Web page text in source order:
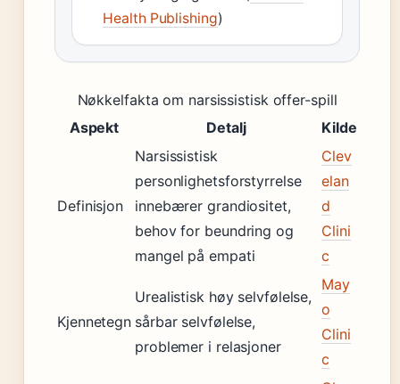
Health Publishing)
Nøkkelfakta om narsissistisk offer-spill
Aspekt
Detalj Kilde
Definisjon
Narsissistisk
personlighetsforstyrrelse
innebærer grandiositet,
behov for beundring og
mangel på empati
Clev
elan
d
Clini
c
Kjennetegn
Urealistisk høy selvfølelse,
sårbar selvfølelse,
problemer i relasjoner
May
o
Clini
c